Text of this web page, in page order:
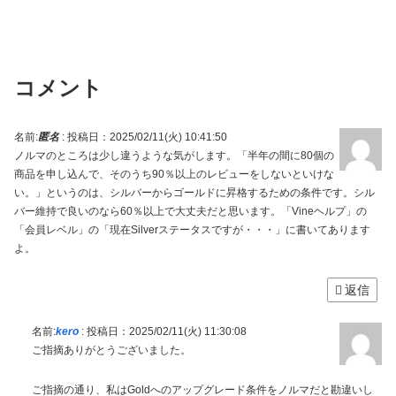
コメント
名前:匿名: 投稿日：2025/02/11(火) 10:41:50
ノルマのところは少し違うような気がします。「半年の間に80個の
商品を申し込んで、そのうち90％以上のレビューをしないといけな
い。」というのは、シルバーからゴールドに昇格するための条件です。シル
バー維持で良いのなら60％以上で大丈夫だと思います。「Vineヘルプ」の
「会員レベル」の「現在Silverステータスですが・・・」に書いてあります
よ。
返信
名前:kero : 投稿日：2025/02/11(火) 11:30:08
ご指摘ありがとうございました。
ご指摘の通り、私はGoldへのアップグレード条件をノルマだと勘違いし